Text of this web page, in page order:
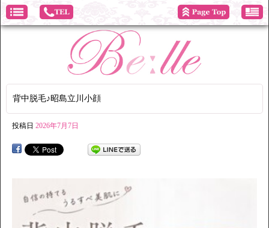
背中脱毛♪昭島立川小顔
投稿日 2026年7月7日